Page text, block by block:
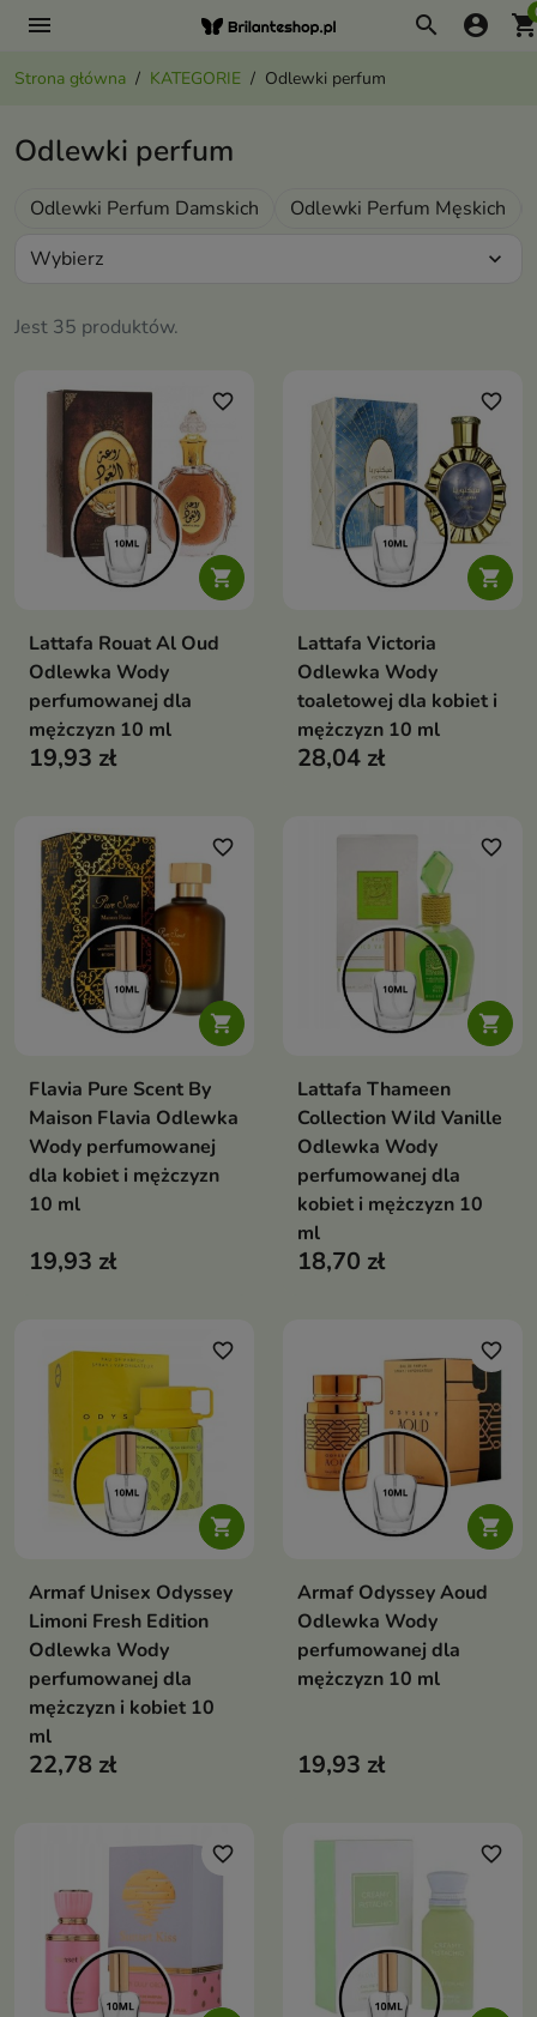
menu search account_circle
Strona główna KATEGORIE Odlewki perfum
Odlewki perfum
Odlewki Perfum Damskich Odlewki Perfum Męskich
Jest 35 produktów.
Wybierz expand_more

favorite_border
Lattafa Rouat Al Oud
Odlewka Wody
perfumowanej dla
mężczyzn 10 ml
19,93 zł

favorite_border
Lattafa Victoria
Odlewka Wody
toaletowej dla kobiet i
mężczyzn 10 ml
28,04 zł

favorite_border
Flavia Pure Scent By
Maison Flavia Odlewka
Wody perfumowanej
dla kobiet i mężczyzn
10 ml
19,93 zł

favorite_border
Lattafa Thameen
Collection Wild Vanille
Odlewka Wody
perfumowanej dla
kobiet i mężczyzn 10
ml
18,70 zł

favorite_border
Armaf Unisex Odyssey
Limoni Fresh Edition
Odlewka Wody
perfumowanej dla
mężczyzn i kobiet 10
ml
22,78 zł

favorite_border
Armaf Odyssey Aoud
Odlewka Wody
perfumowanej dla
mężczyzn 10 ml
19,93 zł
favorite_border favorite_border